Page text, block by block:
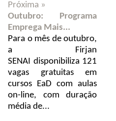
Próxima »
Outubro: Programa
Emprega Mais...
Para o mês de outubro,
a Firjan
SENAI disponibiliza 121
vagas gratuitas em
cursos EaD com aulas
on-line, com duração
média de...